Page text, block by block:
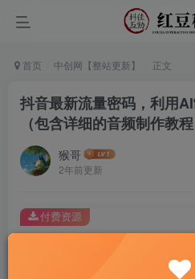
首页 中创网【整站更新】 正文
抖音最新流量密码，利用
（包含详细的音频制作教
猴哥
2年前更新
此内容为付费资源，请付费后查看
付费资源